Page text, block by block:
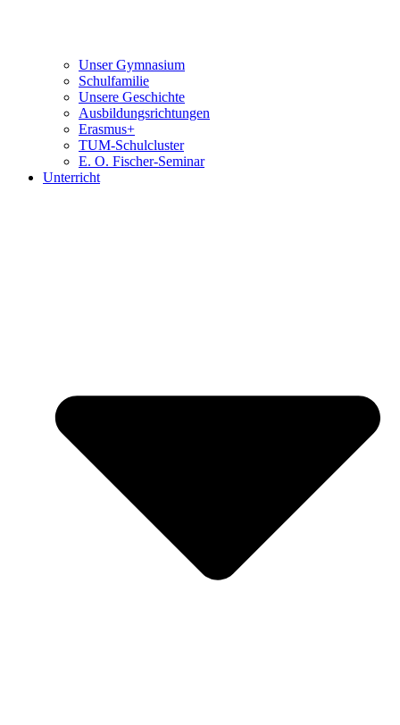
Unser Gymnasium
Schulfamilie
Unsere Geschichte
Ausbildungsrichtungen
Erasmus+
TUM-Schulcluster
E. O. Fischer-Seminar
Unterricht